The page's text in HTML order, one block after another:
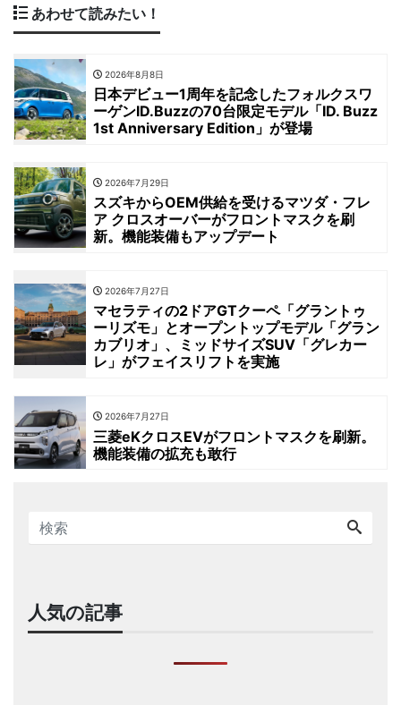
あわせて読みたい！
2026年8月8日
日本デビュー1周年を記念したフォルクスワ
ーゲンID.Buzzの70台限定モデル「ID. Buzz
1st Anniversary Edition」が登場
2026年7月29日
スズキからOEM供給を受けるマツダ・フレ
ア クロスオーバーがフロントマスクを刷
新。機能装備もアップデート
2026年7月27日
マセラティの2ドアGTクーペ「グラントゥ
ーリズモ」とオープントップモデル「グラン
カブリオ」、ミッドサイズSUV「グレカー
レ」がフェイスリフトを実施
2026年7月27日
三菱eKクロスEVがフロントマスクを刷新。
機能装備の拡充も敢行
人気の記事